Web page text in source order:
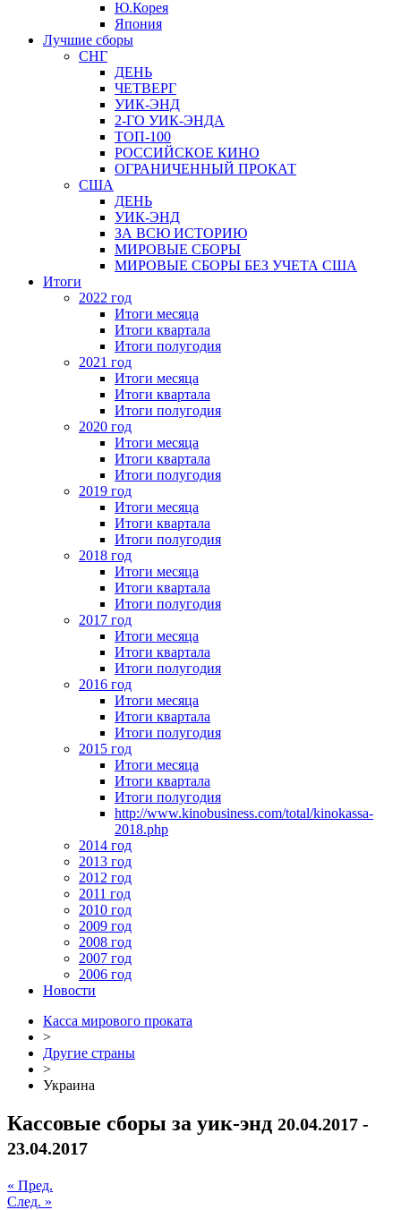
Ю.Корея
Япония
Лучшие сборы
СНГ
ДЕНЬ
ЧЕТВЕРГ
УИК-ЭНД
2-ГО УИК-ЭНДА
ТОП-100
РОССИЙСКОЕ КИНО
ОГРАНИЧЕННЫЙ ПРОКАТ
США
ДЕНЬ
УИК-ЭНД
ЗА ВСЮ ИСТОРИЮ
МИРОВЫЕ СБОРЫ
МИРОВЫЕ СБОРЫ БЕЗ УЧЕТА США
Итоги
2022 год
Итоги месяца
Итоги квартала
Итоги полугодия
2021 год
Итоги месяца
Итоги квартала
Итоги полугодия
2020 год
Итоги месяца
Итоги квартала
Итоги полугодия
2019 год
Итоги месяца
Итоги квартала
Итоги полугодия
2018 год
Итоги месяца
Итоги квартала
Итоги полугодия
2017 год
Итоги месяца
Итоги квартала
Итоги полугодия
2016 год
Итоги месяца
Итоги квартала
Итоги полугодия
2015 год
Итоги месяца
Итоги квартала
Итоги полугодия
http://www.kinobusiness.com/total/kinokassa-
2018.php
2014 год
2013 год
2012 год
2011 год
2010 год
2009 год
2008 год
2007 год
2006 год
Новости
Касса мирового проката
>
Другие страны
>
Украина
Кассовые сборы за уик-энд 20.04.2017 -
23.04.2017
« Пред.
След. »